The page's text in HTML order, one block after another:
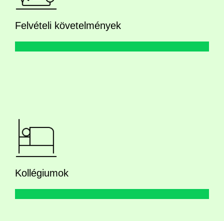
Felvételi követelmények
Kollégiumok